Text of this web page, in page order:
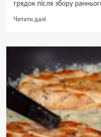
грядок після збору
Читати даліДокладніше
посів
місячний
календар
та
поради
для
останнього
врожаю
сезону